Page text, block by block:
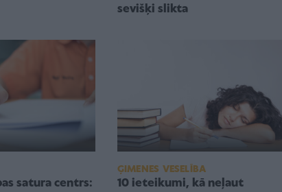
sevišķi slikta
satura centrs:
ĢIMENES VESELĪBA
10 ieteikumi, kā neļaut